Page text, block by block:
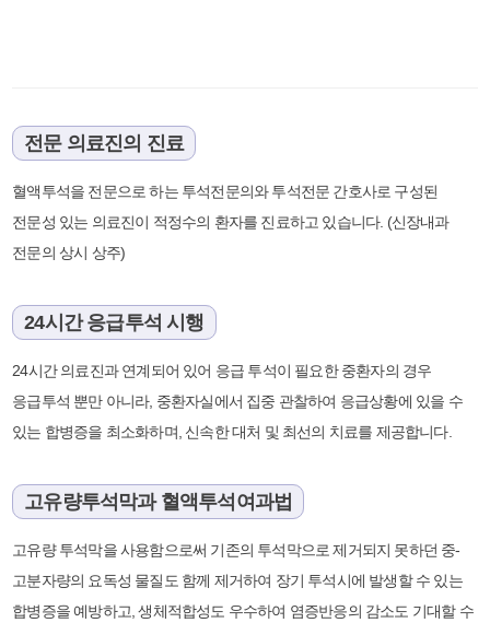
전문 의료진의 진료
혈액투석을 전문으로 하는 투석전문의와 투석전문 간호사로 구성된
전문성 있는 의료진이 적정수의 환자를 진료하고 있습니다. (신장내과
전문의 상시 상주)
24시간 응급투석 시행
24시간 의료진과 연계되어 있어 응급 투석이 필요한 중환자의 경우
응급투석 뿐만 아니라, 중환자실에서 집중 관찰하여 응급상황에 있을 수
있는 합병증을 최소화하며, 신속한 대처 및 최선의 치료를 제공합니다.
고유량투석막과 혈액투석여과법
고유량 투석막을 사용함으로써 기존의 투석막으로 제거되지 못하던 중-
고분자량의 요독성 물질도 함께 제거하여 장기 투석시에 발생할 수 있는
합병증을 예방하고, 생체적합성도 우수하여 염증반응의 감소도 기대할 수